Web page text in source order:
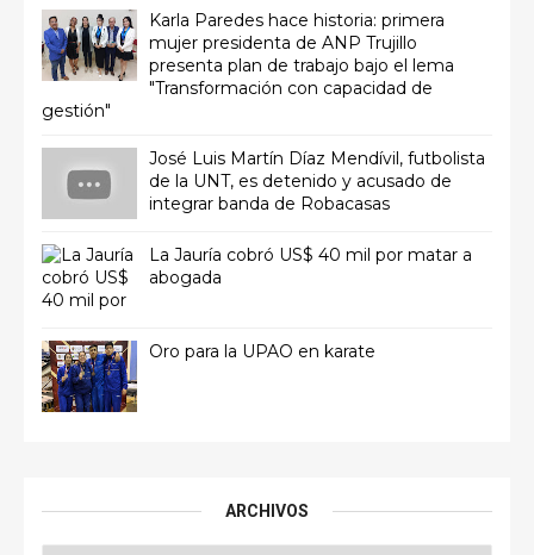
Karla Paredes hace historia: primera
mujer presidenta de ANP Trujillo
presenta plan de trabajo bajo el lema
"Transformación con capacidad de
gestión"
José Luis Martín Díaz Mendívil, futbolista
de la UNT, es detenido y acusado de
integrar banda de Robacasas
La Jauría cobró US$ 40 mil por matar a
abogada
Oro para la UPAO en karate
ARCHIVOS